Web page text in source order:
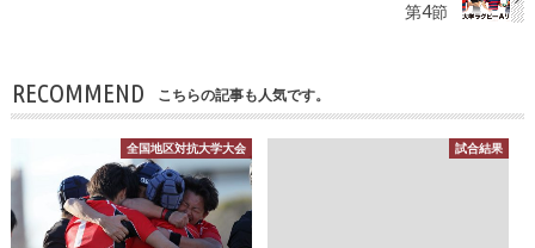
第4節
RECOMMEND こちらの記事も人気です。
全国地区対抗大学大会 試合結果